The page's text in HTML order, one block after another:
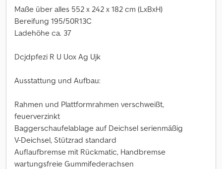
Maße über alles 552 x 242 x 182 cm (LxBxH)
Bereifung 195/50R13C
Ladehöhe ca. 37
Dcjdpfezi R U Uox Ag Ujk
Ausstattung und Aufbau:
Rahmen und Plattformrahmen verschweißt,
feuerverzinkt
Baggerschaufelablage auf Deichsel serienmäßig
V-Deichsel, Stützrad standard
Auflaufbremse mit Rückmatic, Handbremse
wartungsfreie Gummifederachsen